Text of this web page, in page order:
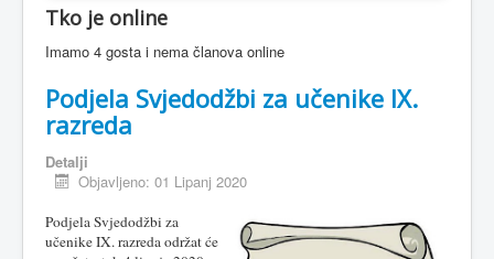
Tko je online
Imamo 4 gosta i nema članova online
Podjela Svjedodžbi za učenike IX.
razreda
Detalji
Objavljeno: 01 Lipanj 2020
Podjela Svjedodžbi za
učenike IX. razreda održat će